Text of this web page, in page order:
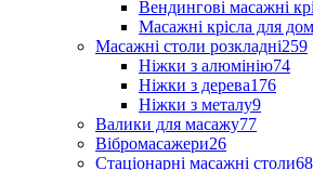
Вендингові масажні
Масажні крісла для
Масажні столи розкладні259
Ніжки з алюмінію74
Ніжки з дерева176
Ніжки з металу9
Валики для масажу77
Вібромасажери26
Стаціонарні масажні столи68